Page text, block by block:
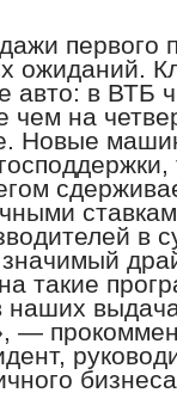
первого
ожиданий.
авто: в ВТБ
чем на
Новые
в
такие
наших
—